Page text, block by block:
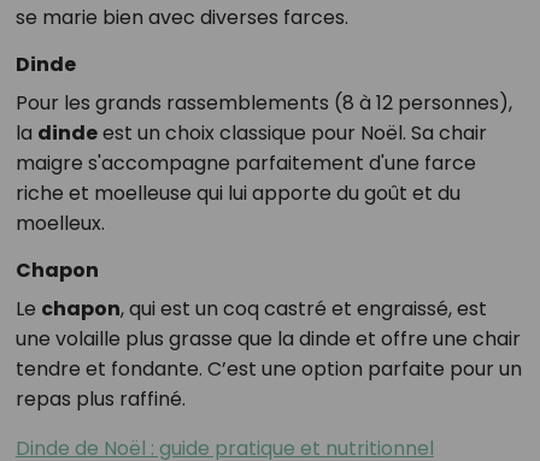
se marie bien avec diverses farces.
Dinde
Pour les grands rassemblements (8 à 12 personnes),
la dindeest un choix classique pour Noël. Sa chair
maigre s'accompagne parfaitement d'une farce
riche et moelleuse qui lui apporte du goût et du
moelleux.
Chapon
Le chapon, qui est un coq castré et engraissé, est
une volaille plus grasse que la dinde et offre une chair
tendre et fondante. C’est une option parfaite pour un
repas plus raffiné.
Dinde de Noël : guide pratique et nutritionnel